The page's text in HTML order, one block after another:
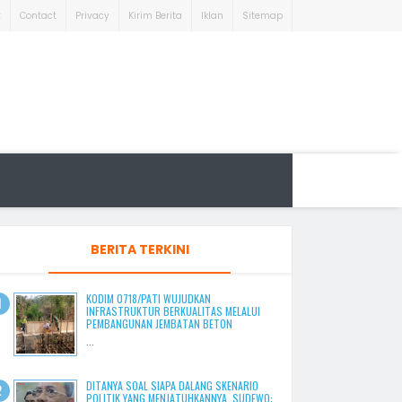
Contact Privacy Kirim Berita Iklan Sitemap
BERITA TERKINI
KODIM 0718/PATI WUJUDKAN
INFRASTRUKTUR BERKUALITAS MELALUI
PEMBANGUNAN JEMBATAN BETON
DITANYA SOAL SIAPA DALANG SKENARIO
POLITIK YANG MENJATUHKANNYA, SUDEWO: